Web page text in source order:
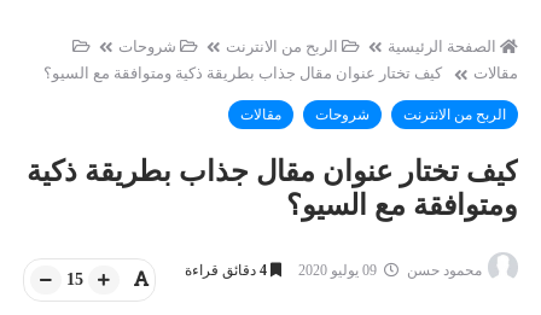
الصفحة الرئيسية الربح من الانترنت
شروحات
مقالات
كيف تختار عنوان مقال جذاب بطريقة ذكية ومتوافقة مع السيو؟
الربح من الانترنت شروحات مقالات
كيف تختار عنوان مقال جذاب بطريقة ذكية
ومتوافقة مع السيو؟
محمود حسن 4 دقائق قراءة 15